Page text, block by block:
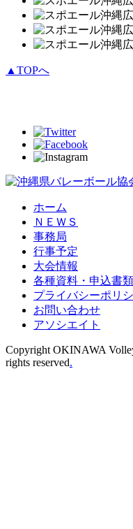
▲TOPへ
ホーム
ＮＥＷＳ
事務局
行事予定
大会情報
各種資料・申込書類
プライバシーポリ
お問い合わせ
アソシエイト
Copyright OKINAWA
rights reserved.